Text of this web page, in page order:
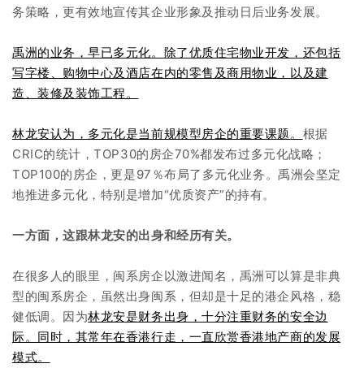
务策略，更有效地宣传其企业形象及推动日后业务发展。
禹洲的业务，早已多元化。除了优质住宅物业开发，还包括
写字楼、购物中心及酒店在内的零售及商用物业，以及建
造、装修及装饰工程。
林龙安认为，多元化是当前规模型房企的重要课题。 根据
CRIC的统计，TOP30的房企70%都发布过多元化战略；
TOP100的房企，更是97％布局了多元化业务。禹洲会坚定
地推进多元化，特别是增加“优质资产”的持有。
一方面，这跟林龙安的出身和经历有关。
在很多人的眼里，闽系房企以激进闻名，禹洲可以算是非典
型的闽系房企，虽然出身闽系，但却是十足的港企风格，稳
健低调。因为林龙安是财务出身，十分注重财务的安全边
际。同时，其常年在香港行走，一直欣赏香港地产商的发展
模式。